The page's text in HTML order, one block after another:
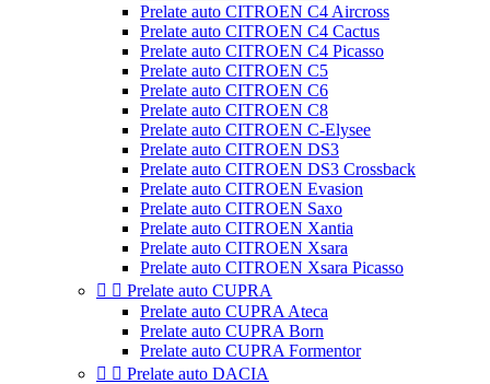
Prelate auto CITROEN C4 Aircross
Prelate auto CITROEN C4 Cactus
Prelate auto CITROEN C4 Picasso
Prelate auto CITROEN C5
Prelate auto CITROEN C6
Prelate auto CITROEN C8
Prelate auto CITROEN C-Elysee
Prelate auto CITROEN DS3
Prelate auto CITROEN DS3 Crossback
Prelate auto CITROEN Evasion
Prelate auto CITROEN Saxo
Prelate auto CITROEN Xantia
Prelate auto CITROEN Xsara
Prelate auto CITROEN Xsara Picasso
  Prelate auto CUPRA
Prelate auto CUPRA Ateca
Prelate auto CUPRA Born
Prelate auto CUPRA Formentor
  Prelate auto DACIA